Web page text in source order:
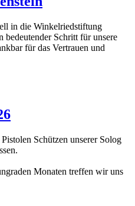
in die Winkelriedstiftung
bedeutender Schritt für unsere
für das Vertrauen und
Schützen unserer Solog
Monaten treffen wir uns